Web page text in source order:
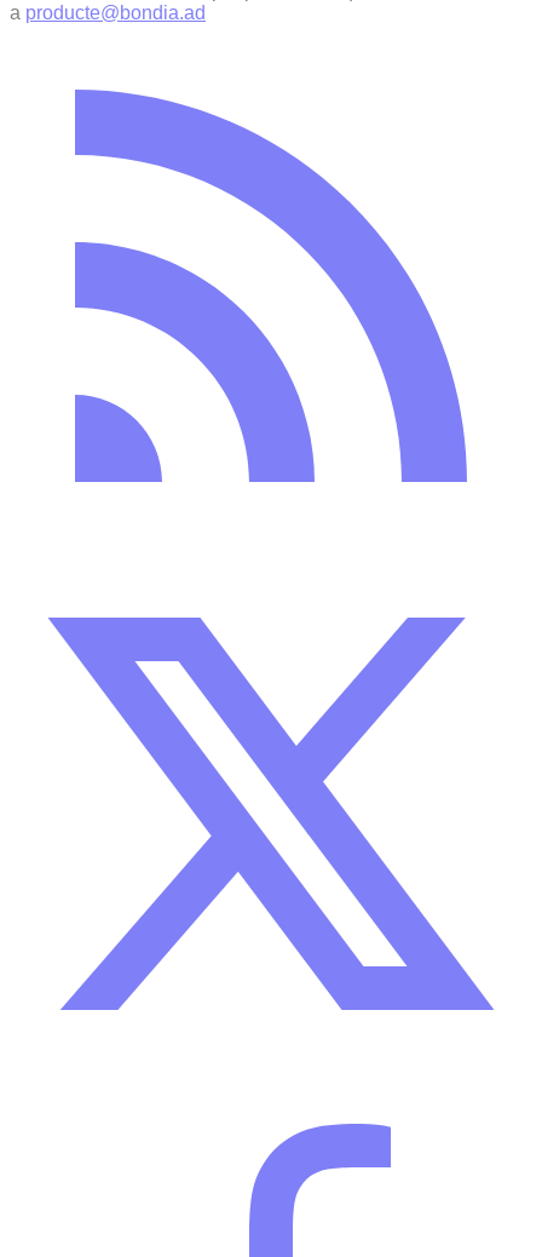
a producte@bondia.ad